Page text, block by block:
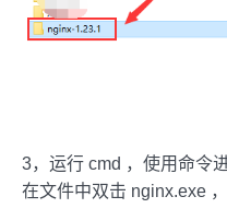
3，运行 cmd ，使用命令
在文件中双击 nginx.exe